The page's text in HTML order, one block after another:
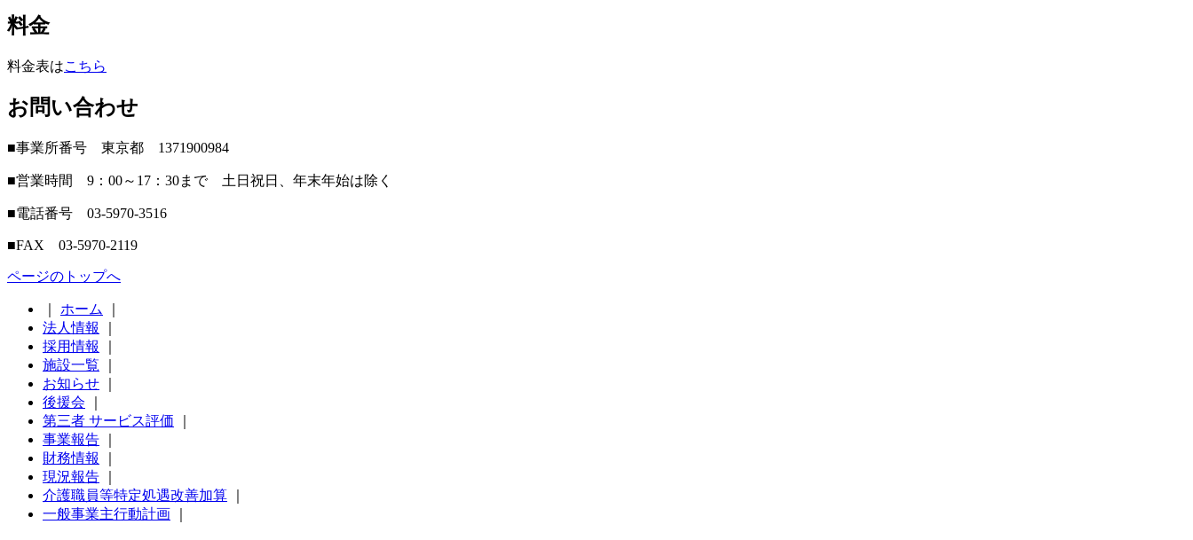
料金
料金表はこちら
お問い合わせ
■事業所番号 東京都 1371900984
■営業時間 9：00～17：30まで 土日祝日、年末年始は除く
■電話番号 03-5970-3516
■FAX 03-5970-2119
ページのトップへ
ホーム
法人情報
採用情報
施設一覧
お知らせ
後援会
第三者 サービス評価
事業報告
財務情報
現況報告
介護職員等特定処遇改善加算
一般事業主行動計画